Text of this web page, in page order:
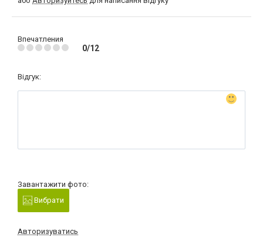
Впечатления
0/12
Відгук:
Завантажити фото:
Вибрати
Авторизуватись